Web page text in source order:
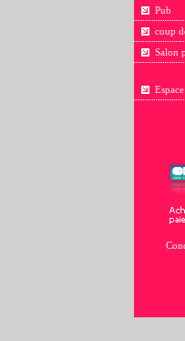
Pub
coup
Salon